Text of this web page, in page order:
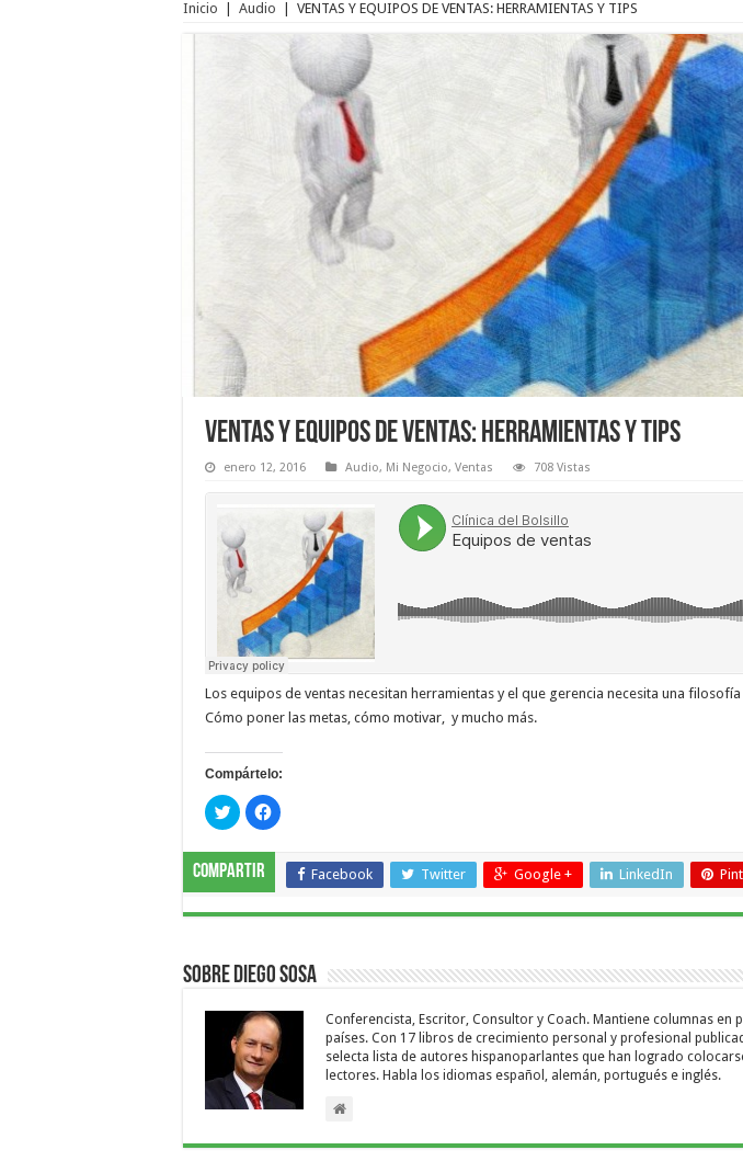
Inicio Audio VENTAS Y EQUIPOS DE VENTAS: HERRAMIENTAS Y TIPS
VENTAS Y EQUIPOS DE VENTAS: HERRAMIENTAS Y TIPS
enero 12, 2016 Audio, Mi Negocio, Ventas 708 Vistas
Los equipos de ventas necesitan herramientas y el que gerencia necesita una
Cómo poner las metas, cómo motivar, y mucho más.
Compártelo:
Haz
clic
para
compartir
en
Twitter
en
Haz
clic
compartir
en
Facebook
(Se
en
Compartir Facebook Twitter Google + LinkedIn
Sobre Diego Sosa
Conferencista, Escritor, Consultor y Coach. Mantiene columnas en
países. Con 17 libros de crecimiento personal y profesional
selecta lista de autores hispanoparlantes que han logrado
lectores. Habla los idiomas español, alemán, portugués e inglés.